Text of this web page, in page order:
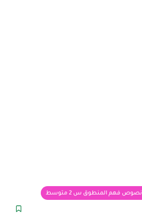
نصوص فهم المنطوق س 2 متوسط